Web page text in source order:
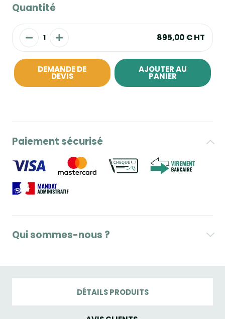
Quantité
895,00 €HT
DEMANDE DE
DEVIS
AJOUTER AU
PANIER
Paiement sécurisé
Qui sommes-nous ?
DÉTAILS PRODUITS